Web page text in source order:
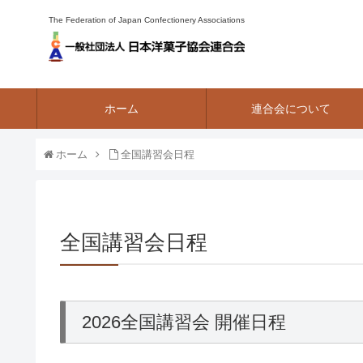
The Federation of Japan Confectionery Associations
ホーム 連合会について
ホーム 全国講習会日程
全国講習会日程
2026全国講習会 開催日程